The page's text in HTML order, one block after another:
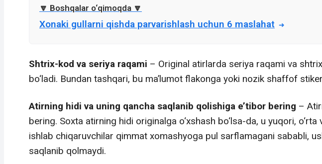
Xonaki gullarni qishda parvarishlash uchun 6 maslahat
Shtrix-kod va seriya raqami – Original atirlarda seriya raqami va
bo‘ladi. Bundan tashqari, bu ma’lumot flakonga yoki nozik shaffof
Atirning hidi va uning qancha saqlanib qolishiga e’tibor bering –
bering. Soxta atirning hidi originalga o‘xshash bo‘lsa-da, u yuqori,
ishlab chiqaruvchilar qimmat xomashyoga pul sarflamagani sababli,
saqlanib qolmaydi.